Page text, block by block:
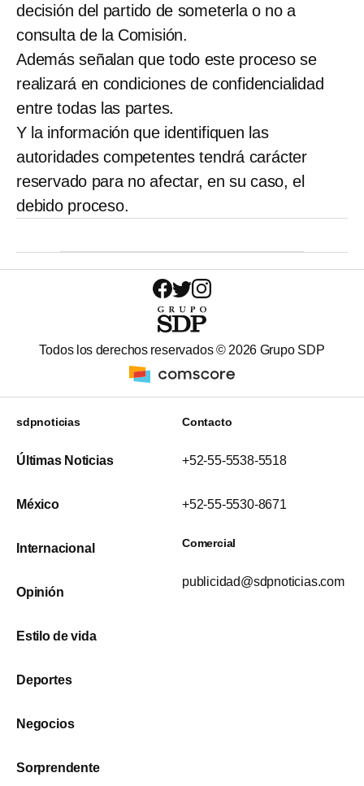
decisión del partido de someterla o no a
consulta de la Comisión.
Además señalan que todo este proceso se
realizará en condiciones de confidencialidad
entre todas las partes.
Y la información que identifiquen las
autoridades competentes tendrá carácter
reservado para no afectar, en su caso, el
debido proceso.
Todos los derechos reservados © 2026 Grupo SDP
sdpnoticias
Últimas Noticias
México
Internacional
Opinión
Estilo de vida
Deportes
Negocios
Sorprendente
Contacto
+52-55-5538-5518
+52-55-5530-8671
Comercial
publicidad@sdpnoticias.com